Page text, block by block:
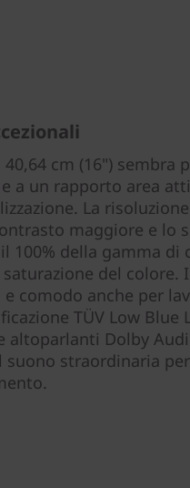
40,64 cm (16") sembra
a un rapporto area
La
maggiore e lo
100% della gamma di
saturazione del
comodo anche per
TÜV Low
altoparlanti Dolby
suono straordinaria